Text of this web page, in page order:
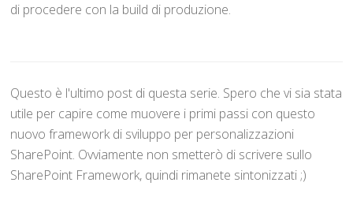
di procedere con la build di produzione.
Questo è l'ultimo post di questa serie. Spero che vi sia stata
utile per capire come muovere i primi passi con questo
nuovo framework di sviluppo per personalizzazioni
SharePoint. Ovviamente non smetterò di scrivere sullo
SharePoint Framework, quindi rimanete sintonizzati ;)